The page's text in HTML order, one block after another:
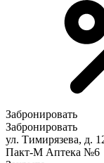
Забронировать
Забронировать
ул. Тимирязева, д.
Пакт-М Аптека №6